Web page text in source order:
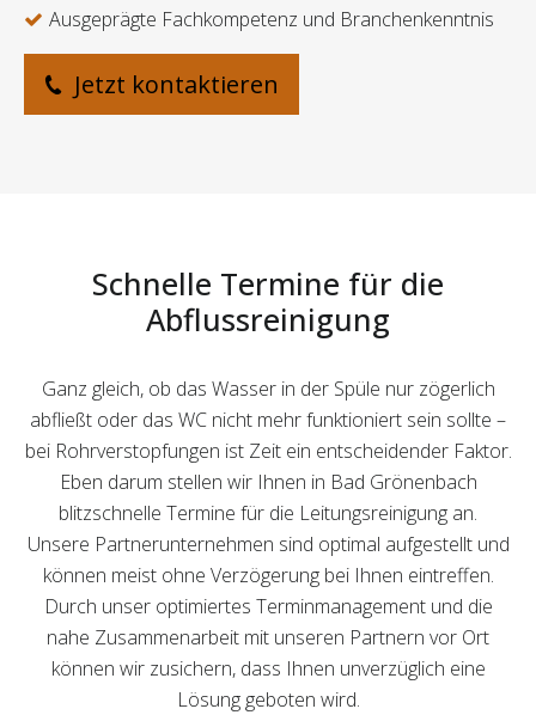
Ausgeprägte Fachkompetenz und Branchenkenntnis
Jetzt kontaktieren
Schnelle Termine für die
Abflussreinigung
Ganz gleich, ob das Wasser in der Spüle nur zögerlich
abfließt oder das WC nicht mehr funktioniert sein sollte –
bei Rohrverstopfungen ist Zeit ein entscheidender Faktor.
Eben darum stellen wir Ihnen in Bad Grönenbach
blitzschnelle Termine für die Leitungsreinigung an.
Unsere Partnerunternehmen sind optimal aufgestellt und
können meist ohne Verzögerung bei Ihnen eintreffen.
Durch unser optimiertes Terminmanagement und die
nahe Zusammenarbeit mit unseren Partnern vor Ort
können wir zusichern, dass Ihnen unverzüglich eine
Lösung geboten wird.